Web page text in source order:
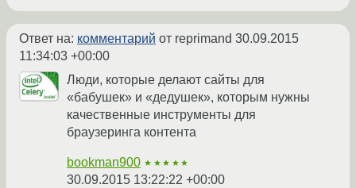
Ответ на: комментарий от reprimand 30.09.2015
11:34:03 +00:00
Люди, которые делают сайты для
«бабушек» и «дедушек», которым нужны
качественные инструменты для
браузеринга контента
bookman900 ★★★★★
30.09.2015 13:22:22 +00:00